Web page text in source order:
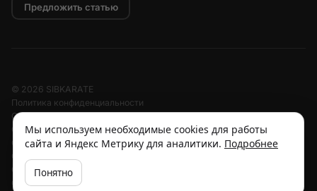
Предложить статью
© 2026 SIBKARATE
Политика конфиденциальности
Отписаться от рассылок
Согласие на обработку персональных данных
Согласие на рассылку
Отзыв согласия
Cookies
Об авторе
Мы используем необходимые cookies для работы
сайта и Яндекс Метрику для аналитики. Подробнее
Понятно